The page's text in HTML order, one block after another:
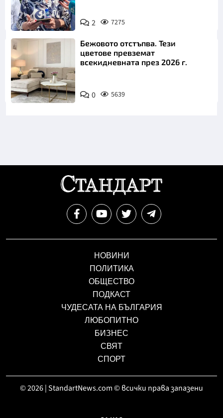
Снимка: БТА 2 7275
Бежовото отстъпва. Тези
цветове превземат
всекидневната през 2026 г.
0 5639
НОВИНИ
ПОЛИТИКА
ОБЩЕСТВО
ПОДКАСТ
ЧУДЕСАТА НА БЪЛГАРИЯ
ЛЮБОПИТНО
БИЗНЕС
СВЯТ
СПОРТ
© 2026 | StandartNews.com © всички права запазени